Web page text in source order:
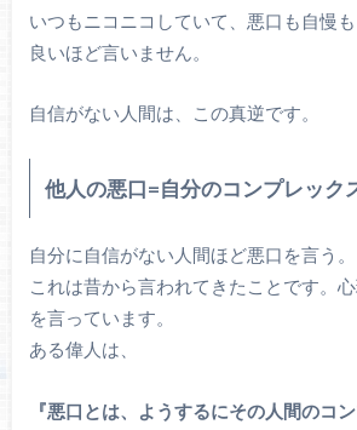
いつもニコニコしていて、悪口も自慢
良いほど言いません。
自信がない人間は、この真逆です。
他人の悪口=自分のコンプレック
自分に自信がない人間ほど悪口を言う。
これは昔から言われてきたことです。
を言っています。
ある偉人は、
『悪口とは、ようするにその人間のコ